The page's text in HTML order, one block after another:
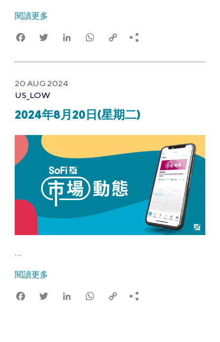
閱讀更多
FacebookTwitter LinkedIn WhatsApp
Copy
20 AUG 2024
US_LOW
2024年8月20日(星期二)
…
閱讀更多
FacebookTwitter LinkedIn WhatsApp
Copy